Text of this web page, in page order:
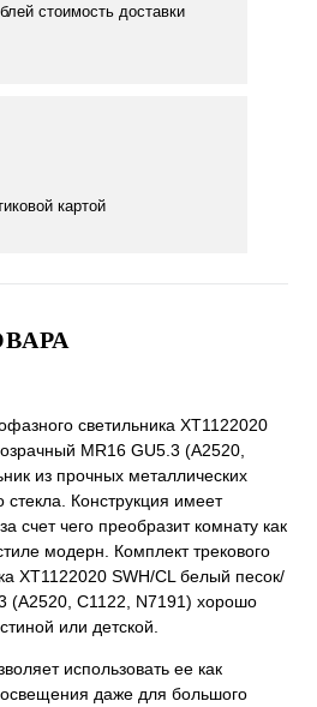
стоимость доставки
картой
светильника XT1122020
MR16 GU5.3 (A2520,
из прочных металлических
стекла. Конструкция имеет
счет чего преобразит комнату как
модерн. Комплект трекового
XT1122020 SWH/CL белый песок/
(A2520, C1122, N7191) хорошо
или детской.
использовать ее как
даже для большого